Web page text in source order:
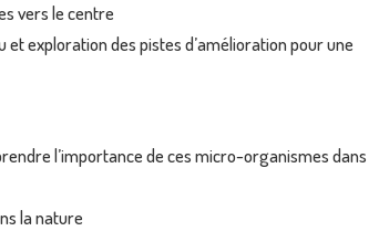
vers le centre
et exploration des pistes d’amélioration pour une
l’importance de ces micro-organismes dans
la nature